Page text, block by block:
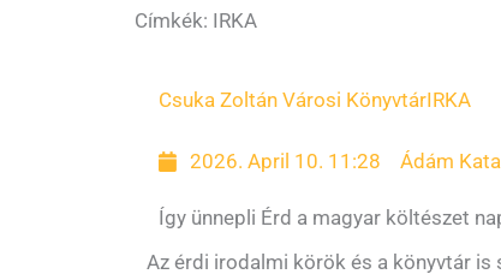
Címkék: IRKA
Csuka Zoltán Városi KönyvtárIRKA
2026. April 10. 11:28 Ádám
Így ünnepli Érd a magyar költészet
Az érdi irodalmi körök és a könyvtár